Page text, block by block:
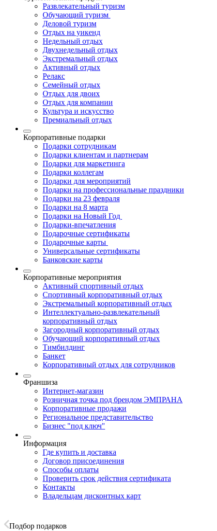
Развлекательный туризм
Обучающий туризм
Деловой туризм
Отдых на уикенд
Недельный отдых
Двухнедельный отдых
Экстремальный отдых
Активный отдых
Релакс
Семейный отдых
Отдых для двоих
Отдых для компании
Культура и искусство
Премиальный отдых
Корпоративные подарки
Подарки сотрудникам
Подарки клиентам и партнерам
Подарки для маркетинга
Подарки коллегам
Подарки для мероприятий
Подарки на профессиональные праздники
Подарки на 23 февраля
Подарки на 8 марта
Подарки на Новый Год
Подарки-впечатления
Подарочные сертификаты
Подарочные карты
Универсальные сертификаты
Банковские карты
Корпоративные мероприятия
Активный спортивный отдых
Спортивный корпоративный отдых
Экстремальный корпоративный отдых
Интеллектуально-развлекательный
корпоративный отдых
Загородный корпоративный отдых
Обучающий корпоративный отдых
Тимбилдинг
Банкет
Корпоративный отдых для сотрудников
Франшиза
Интернет-магазин
Розничная точка под брендом ЭМПРАНА
Корпоративные продажи
Региональное представительство
Бизнес "под ключ"
Информация
Где купить и доставка
Договор присоединения
Способы оплаты
Проверить срок действия сертификата
Контакты
Владельцам дисконтных карт
Подбор подарков